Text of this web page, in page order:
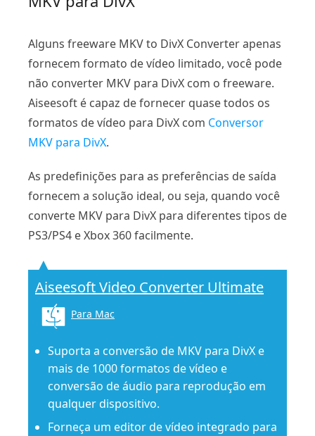
Alguns freeware MKV to DivX Converter apenas
fornecem formato de vídeo limitado, você pode
não converter MKV para DivX com o freeware.
Aiseesoft é capaz de fornecer quase todos os
formatos de vídeo para DivX com Conversor
MKV para DivX.
As predefinições para as preferências de saída
fornecem a solução ideal, ou seja, quando você
converte MKV para DivX para diferentes tipos de
PS3/PS4 e Xbox 360 facilmente.
Aiseesoft Video Converter Ultimate
Para Mac
Suporta a conversão de MKV para DivX e
mais de 1000 formatos de vídeo e
conversão de áudio para reprodução em
qualquer dispositivo.
Forneça um editor de vídeo integrado para